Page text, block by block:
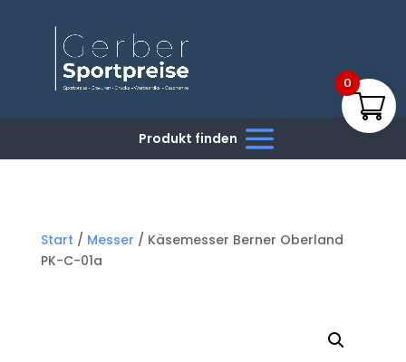
Start / Messer / Käsemesser Berner Oberland
PK-C-01a
0